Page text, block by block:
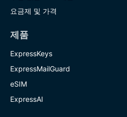
요금제 및 가격
제품
ExpressKeys
ExpressMailGuard
eSIM
ExpressAI